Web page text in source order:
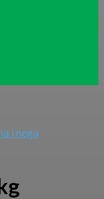
i nega